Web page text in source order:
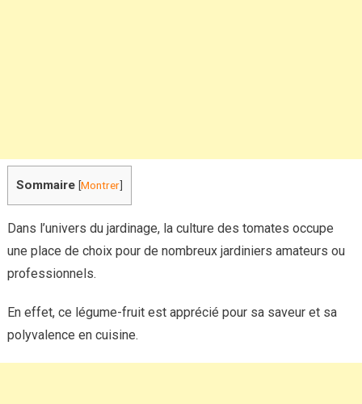
Sommaire [Montrer]
Dans l’univers du jardinage, la culture des tomates occupe
une place de choix pour de nombreux jardiniers amateurs ou
professionnels.
En effet, ce légume-fruit est apprécié pour sa saveur et sa
polyvalence en cuisine.